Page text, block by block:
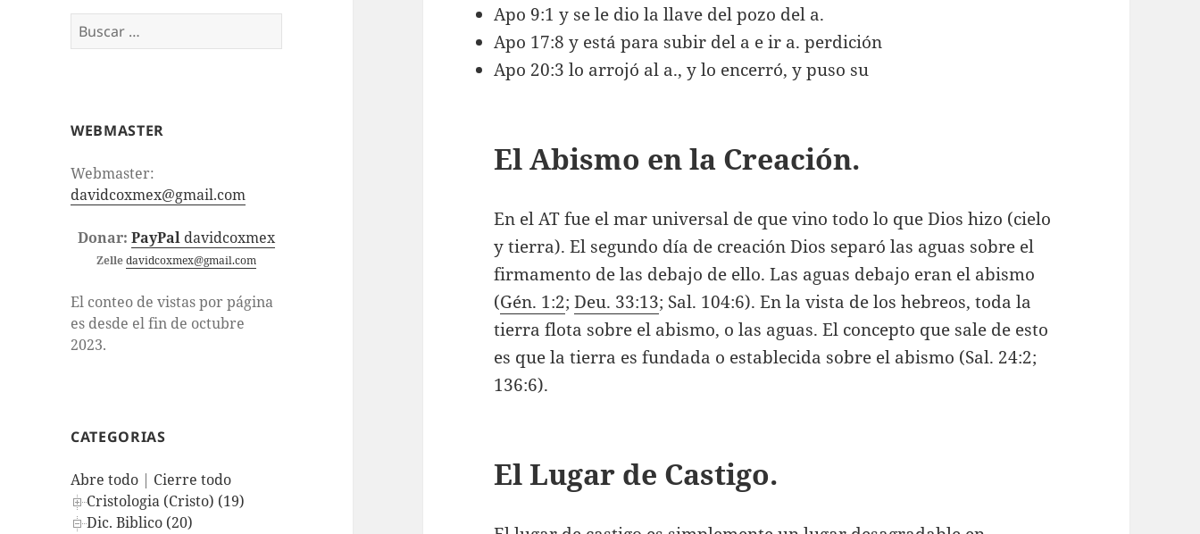
Buscar:
WEBMASTER
Webmaster:
davidcoxmex@gmail.com
Donar: PayPal davidcoxmex
Zelledavidcoxmex@gmail.com
El conteo de vistas por página
es desde el fin de octubre
2023.
CATEGORIAS
Abre todo | Cierre todo
Cristologia (Cristo) (19)
Dic. Biblico (20)
Apo 9:1 y se le dio la llave del pozo del a.
Apo 17:8 y está para subir del a e ir a. perdición
Apo 20:3 lo arrojó al a., y lo encerró, y puso su
El Abismo en la Creación.
En el AT fue el mar universal de que vino todo lo que Dios hizo (cielo
y tierra). El segundo día de creación Dios separó las aguas sobre el
firmamento de las debajo de ello. Las aguas debajo eran el abismo
(Gén. 1:2;Deu. 33:13; Sal. 104:6). En la vista de los hebreos, toda la
tierra flota sobre el abismo, o las aguas. El concepto que sale de esto
es que la tierra es fundada o establecida sobre el abismo (Sal. 24:2;
136:6).
El Lugar de Castigo.